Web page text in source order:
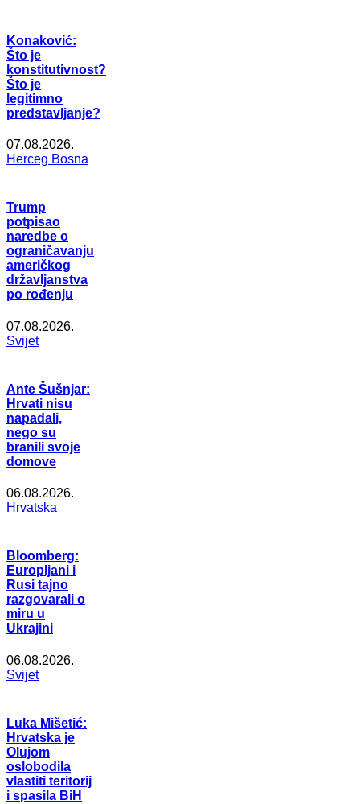
Konaković:
Što je
konstitutivnost?
Što je
legitimno
predstavljanje?
07.08.2026.
Herceg Bosna
Trump
potpisao
naredbe o
ograničavanju
američkog
državljanstva
po rođenju
07.08.2026.
Svijet
Ante Šušnjar:
Hrvati nisu
napadali,
nego su
branili svoje
domove
06.08.2026.
Hrvatska
Bloomberg:
Europljani i
Rusi tajno
razgovarali o
miru u
Ukrajini
06.08.2026.
Svijet
Luka Mišetić:
Hrvatska je
Olujom
oslobodila
vlastiti teritorij
i spasila BiH